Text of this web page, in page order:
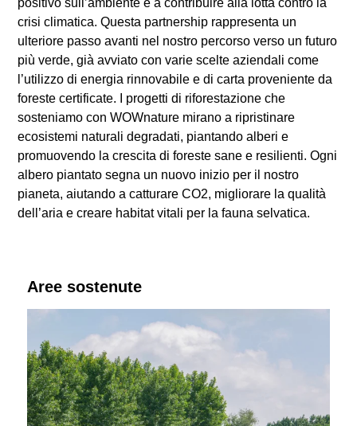
positivo sull’ambiente e a contribuire alla lotta contro la
crisi climatica. Questa partnership rappresenta un
ulteriore passo avanti nel nostro percorso verso un futuro
più verde, già avviato con varie scelte aziendali come
l’utilizzo di energia rinnovabile e di carta proveniente da
foreste certificate. I progetti di riforestazione che
sosteniamo con WOWnature mirano a ripristinare
ecosistemi naturali degradati, piantando alberi e
promuovendo la crescita di foreste sane e resilienti. Ogni
albero piantato segna un nuovo inizio per il nostro
pianeta, aiutando a catturare CO2, migliorare la qualità
dell’aria e creare habitat vitali per la fauna selvatica.
Aree sostenute